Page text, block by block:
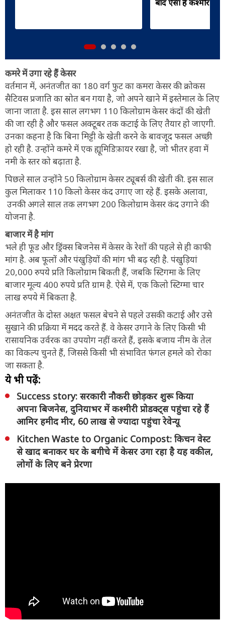
बाद ऐसा है कश्मीर का
कमरे में उगा रहे हैं केसर
वर्तमान में, अनंतजीत का 180 वर्ग फुट का कमरा केसर की क्रोकस
सैटिवस प्रजाति का स्रोत बन गया है, जो अपने खाने में इस्तेमाल के लिए
जाना जाता है. इस साल लगभग 110 किलोग्राम केसर कंदों की खेती
की जा रही है और फसल अक्टूबर तक कटाई के लिए तैयार हो जाएगी.
उनका कहना है कि बिना मिट्टी के खेती करने के बावजूद फसल अच्छी
हो रही है. उन्होंने कमरे में एक ह्यूमिडिफ़ायर रखा है, जो भीतर हवा में
नमी के स्तर को बढ़ाता है.
पिछले साल उन्होंने 50 किलोग्राम केसर ट्यूबर्स की खेती की. इस साल
कुल मिलाकर 110 किलो केसर कंद उगाए जा रहे हैं. इसके अलावा,
उनकी अगले साल तक लगभग 200 किलोग्राम केसर कंद उगाने की
योजना है.
बाजार में है मांग
भले ही फूड और ड्रिंक्स बिजनेस में केसर के रेशों की पहले से ही काफी
मांग है. अब फूलों और पंखुड़ियों की मांग भी बढ़ रही है. पंखुड़ियां
20,000 रुपये प्रति किलोग्राम बिकती हैं, जबकि स्टिगमा के लिए
बाजार मूल्य 400 रुपये प्रति ग्राम है. ऐसे में, एक किलो स्टिग्मा चार
लाख रुपये में बिकता है.
अनंतजीत के दोस्त अक्षत फसल बेचने से पहले उसकी कटाई और उसे
सुखाने की प्रक्रिया में मदद करते हैं. वे केसर उगाने के लिए किसी भी
रासायनिक उर्वरक का उपयोग नहीं करते हैं, इसके बजाय नीम के तेल
का विकल्प चुनते हैं, जिससे किसी भी संभावित फंगल हमले को रोका
जा सकता है.
ये भी पढ़ें:
Success story: सरकारी नौकरी छोड़कर शुरू किया
अपना बिजनेस, दुनियाभर में कश्मीरी प्रोडक्ट्स पहुंचा रहे हैं
आमिर हमीद मीर, 60 लाख से ज्यादा पहुंचा रेवेन्यू
Kitchen Waste to Organic Compost: किचन वेस्ट
से खाद बनाकर घर के बगीचे में केसर उगा रहा है यह वकील,
लोगों के लिए बने प्रेरणा